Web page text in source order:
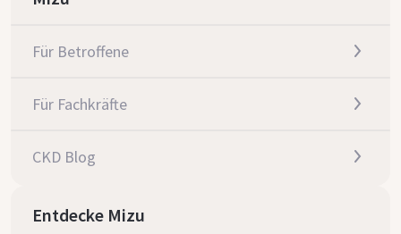
Für Betroffene
Für Fachkräfte
CKD Blog
Entdecke Mizu